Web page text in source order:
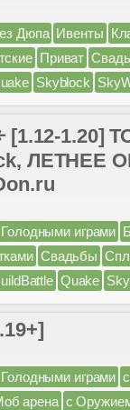
Дюпа Ивенты
Приват
Skyblock
￩ [1.12-
ЛЕТНЕЕ
играми
Свадьбы
Quake
играми
арена с